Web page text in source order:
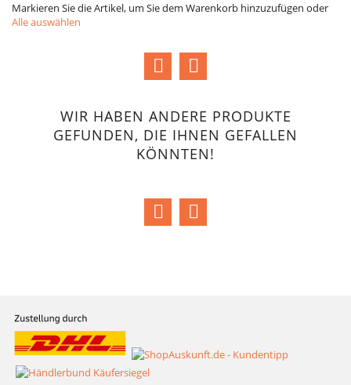
Markieren Sie die Artikel, um Sie dem Warenkorb hinzuzufügen oder
Alle auswählen
WIR HABEN ANDERE PRODUKTE
GEFUNDEN, DIE IHNEN GEFALLEN
KÖNNTEN!